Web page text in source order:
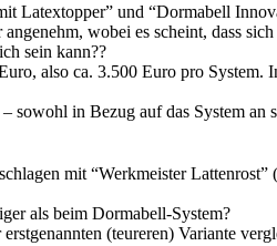
Latextopper” und “Dormabell
wobei es scheint, dass
sein kann??
also ca. 3.500 Euro pro System.
sowohl in Bezug auf das System an
mit “Werkmeister
als beim Dormabell-System?
(teureren) Variante